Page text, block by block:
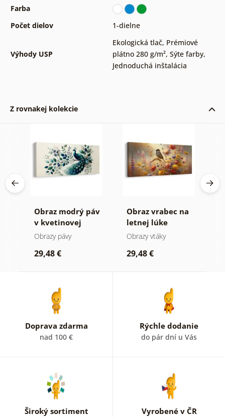
Farba
Počet dielov
1-dielne
Výhody USP
Ekologická tlač, Prémiové
plátno 280 g/m², Sýte farby,
Jednoduchá inštalácia
Z rovnakej kolekcie
Obraz modrý páv
v kvetinovej
kompozícii
Obrazy pávy
29,48 €
Obraz vrabec na
letnej lúke
Obrazy vtáky
29,48 €
Doprava zdarma
nad 100 €
Rýchle dodanie
do pár dní u Vás
Široký sortiment Vyrobené v ČR